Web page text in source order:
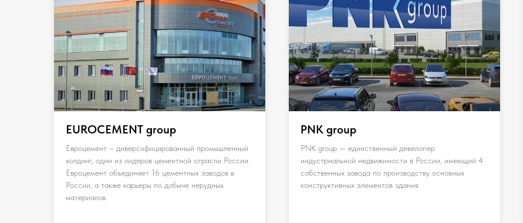
EUROCEMENT group
Евроцемент – диверсифицированный промышленный
холдинг, один из лидеров цементной отрасли России.
Евроцемент объединяет 16 цементных заводов в
России, а также карьеры по добыче нерудных
материалов.
PNK group
PNK group — единственный девелопер
индустриальной недвижимости в России, имеющий 4
собственных завода по производству основных
конструктивных элементов здания